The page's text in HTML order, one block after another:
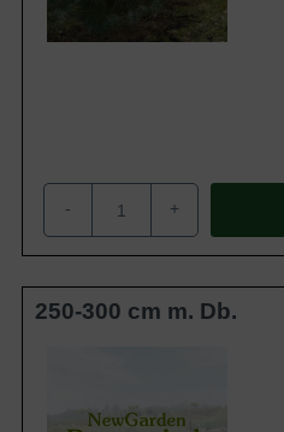
- +
250-300 cm m. Db.